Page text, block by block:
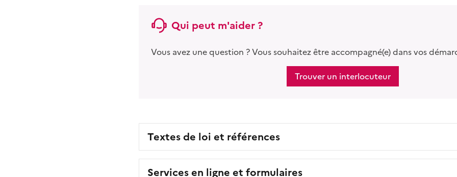
Qui peut m'aider ?
Vous avez une question ? Vous souhaitez être accompagné(e) dans vos
Trouver un interlocuteur
Textes de loi et références
Services en ligne et formulaires